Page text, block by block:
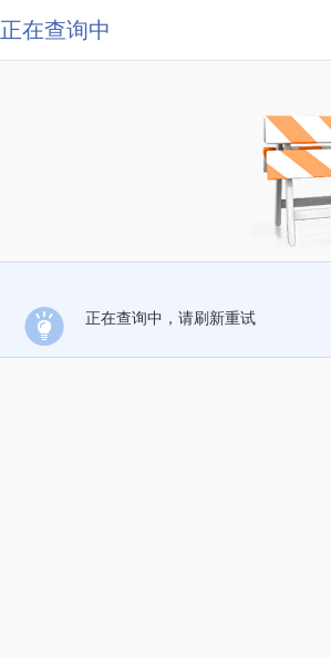
正在查询中
正在查询中，请刷新重试